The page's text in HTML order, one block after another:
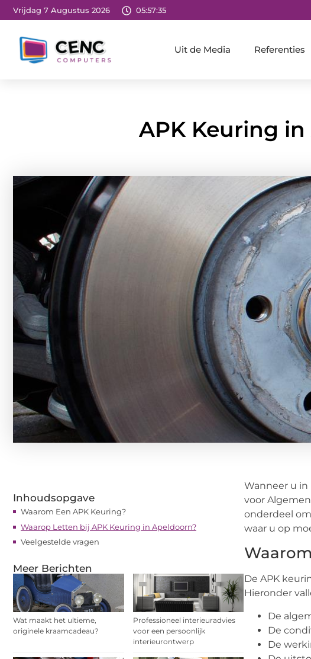
Vrijdag 7 Augustus 2026 05:57:36
Uit de Media Referenties
APK Keuring
Inhoudsopgave
Waarom Een APK Keuring?
Waarop Letten bij APK Keuring in Apeldoorn?
Veelgestelde vragen
Meer Berichten
Wat maakt het ultieme,
originele kraamcadeau?
Professioneel interieuradvies
voor een persoonlijk
interieurontwerp
Wanneer u
voor
onderdeel
waar u op
De APK
Hieronder
De
De
De